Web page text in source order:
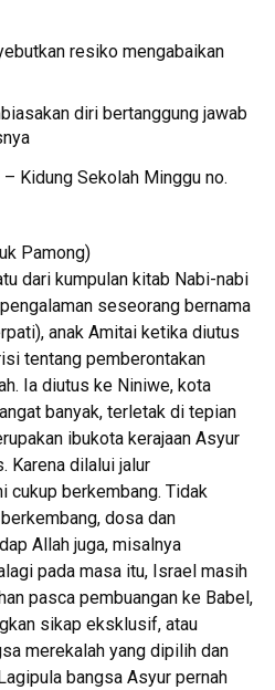
resiko mengabaikan
diri bertanggung jawab
– Kidung Sekolah Minggu no.
Pamong)
dari kumpulan kitab Nabi-nabi
seseorang bernama
anak Amitai ketika diutus
tentang pemberontakan
Ia diutus ke Niniwe, kota
banyak, terletak di tepian
ibukota kerajaan Asyur
Karena dilalui jalur
cukup berkembang. Tidak
dosa dan
Allah juga, misalnya
pada masa itu, Israel masih
pasca pembuangan ke Babel,
sikap eksklusif, atau
merekalah yang dipilih dan
bangsa Asyur pernah